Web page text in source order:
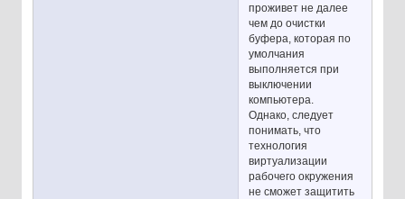
проживет не далее
чем до очистки
буфера, которая по
умолчания
выполняется при
выключении
компьютера.
Однако, следует
понимать, что
технология
виртуализации
рабочего окружения
не сможет защитить